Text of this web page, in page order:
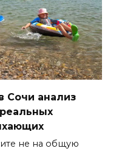
Сочи анализ
не на общую